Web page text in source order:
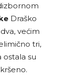
Draško
većim
tri,
ostala su